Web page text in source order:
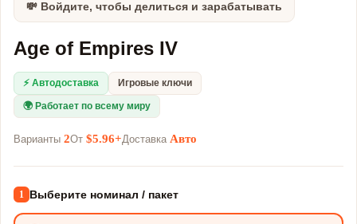
💸 Войдите, чтобы делиться и зарабатывать
Age of Empires IV
⚡ Автодоставка Игровые ключи
🌍 Работает по всему миру
Варианты 2От $5.96+Доставка Авто
1 Выберите номинал / пакет